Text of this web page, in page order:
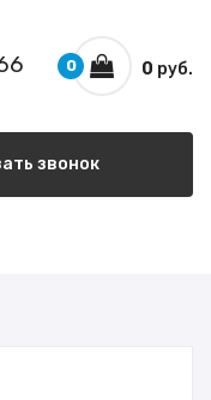
0 руб.
0
звонок